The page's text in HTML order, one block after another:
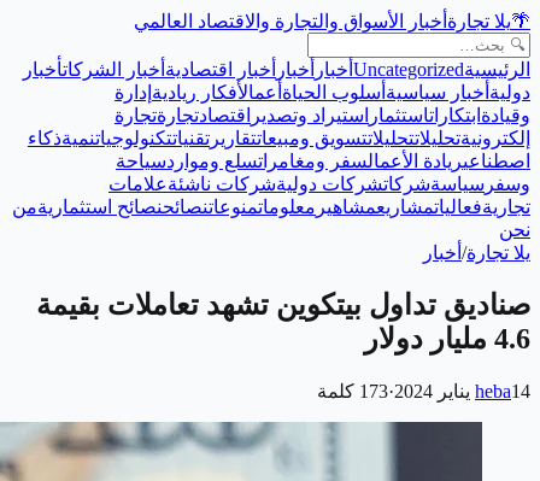
🌴يلا تجارة أخبار الأسواق والتجارة والاقتصاد العالمي
الرئيسيةUncategorized أخبار أخبار أخبار اقتصادية أخبار الشركاتأخبار
دولية أخبار سياسية أسلوب الحياة أعمالأفكار ريادية إدارة
وقيادة ابتكاراتاستثمار استيراد وتصدير اقتصادتجارةتجارة
إلكترونيةتحليلاتتحليلاتتسويق ومبيعاتتقارير تقنياتتكنولوجياتنميةذكاء
اصطناعيريادة الأعمالسفر ومغامراتسلع ومواردسياحة
وسفر سياسةشركاتشركات دوليةشركات ناشئةعلامات
تجاريةفعالياتمشاريعمشاهير معلوماتمنوعاتنصائحنصائح استثماريةمن
نحن
يلا تجارة/ أخبار
صناديق تداول بيتكوين تشهد تعاملات بقيمة
4.6 مليار دولار
heba14 يناير 2024 ·
173 كلمة